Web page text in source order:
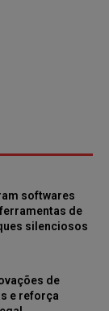
softwares
de
silenciosos
de
e reforça